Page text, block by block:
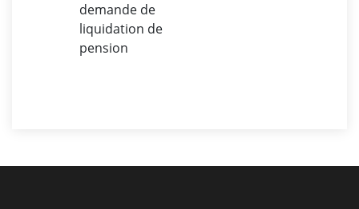
demande de
liquidation de
pension